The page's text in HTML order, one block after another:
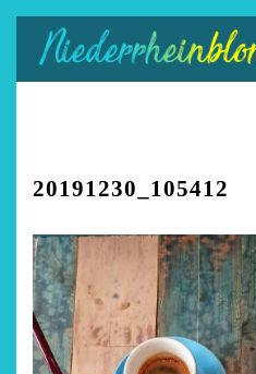
Inhalt
springen
20191230_105412